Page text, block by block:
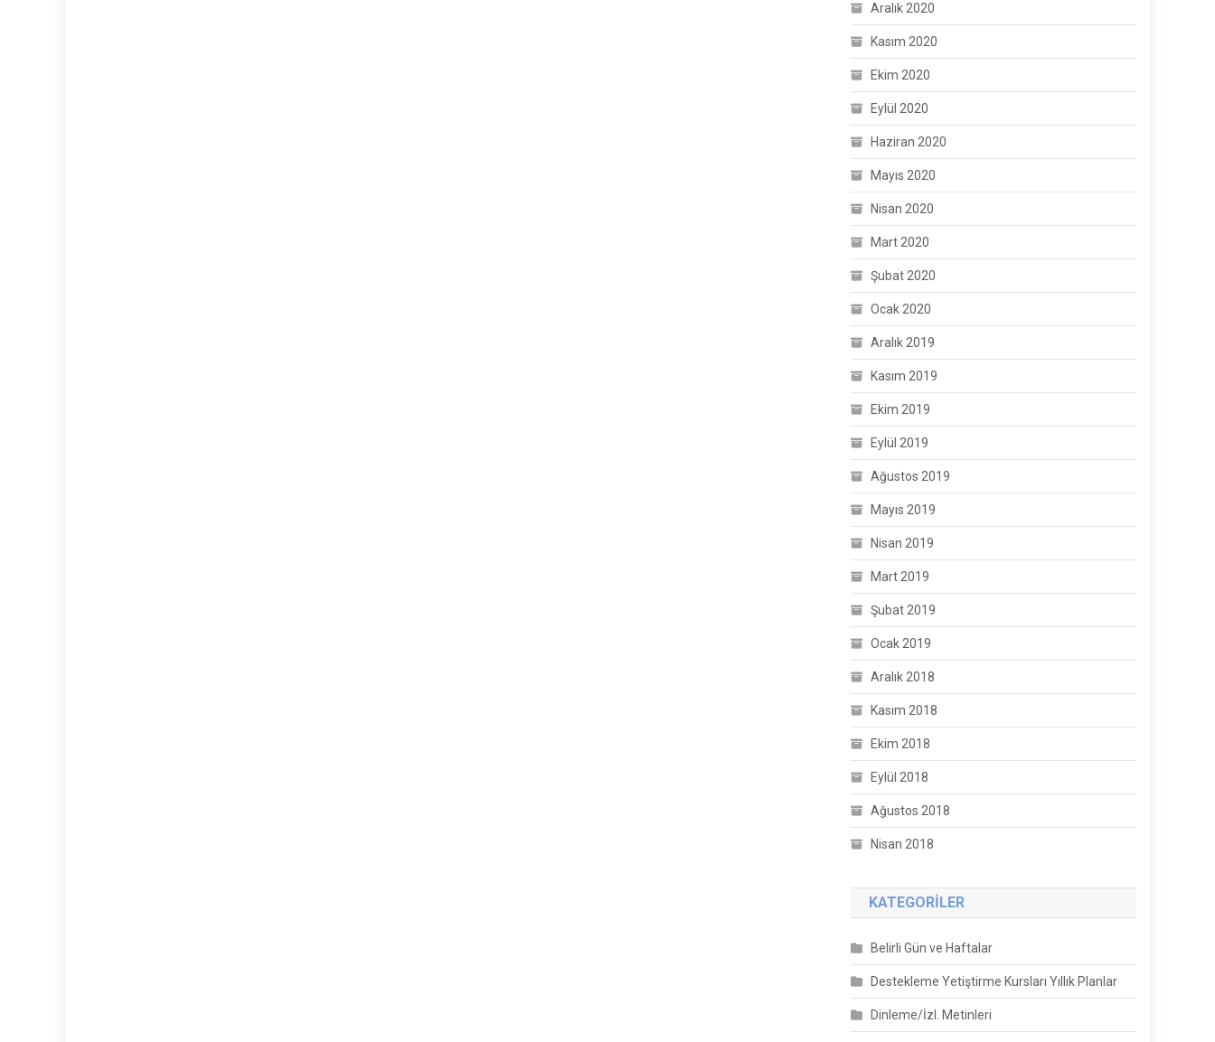
Aralık 2020
Kasım 2020
Ekim 2020
Eylül 2020
Haziran 2020
Mayıs 2020
Nisan 2020
Mart 2020
Şubat 2020
Ocak 2020
Aralık 2019
Kasım 2019
Ekim 2019
Eylül 2019
Ağustos 2019
Mayıs 2019
Nisan 2019
Mart 2019
Şubat 2019
Ocak 2019
Aralık 2018
Kasım 2018
Ekim 2018
Eylül 2018
Ağustos 2018
Nisan 2018
KATEGORILER
Belirli Gün ve Haftalar
Destekleme Yetiştirme Kursları Yıllık Planlar
Dinleme/İzl. Metinleri